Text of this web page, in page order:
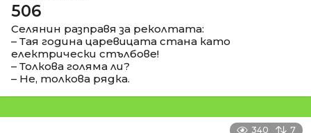
506
Селянин разправя за реколтата:
– Тая година царевицата стана като
електрически стълбове!
– Толкова голяма ли?
– Не, толкова рядка.
340 7